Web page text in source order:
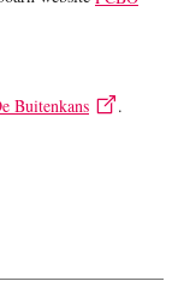
Buitenkans .